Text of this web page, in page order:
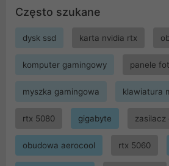
Często szukane
dysk ssd karta nvidia rtx
komputer gamingowy panele
myszka gamingowa klawiatura
rtx 5080 gigabyte zasilacz
obudowa aerocool rtx 5060